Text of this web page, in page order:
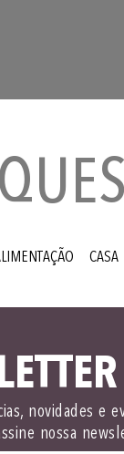
CASA
novidades e
nossa